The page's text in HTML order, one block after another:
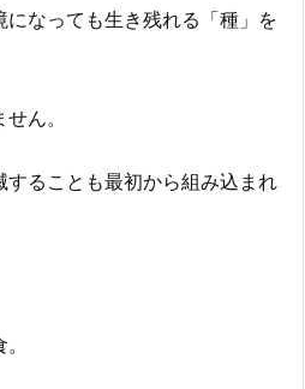
になっても生き残れる「種」を
ん。
ることも最初から組み込まれ